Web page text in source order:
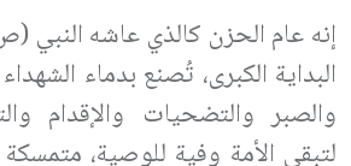
إنه عام الحزن كالذي عاشه النبي
البداية الكبرى، تُصنع بدماء
والصبر والتضحيات والإقدام
لتبقى الأمة وفية للوصية،